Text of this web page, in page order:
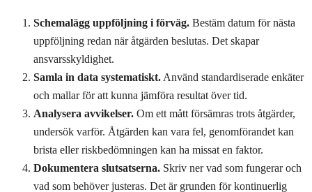
Schemalägg uppföljning i förväg. Bestäm datum för nästa
uppföljning redan när åtgärden beslutas. Det skapar
ansvarsskyldighet.
Samla in data systematiskt. Använd standardiserade enkäter
och mallar för att kunna jämföra resultat över tid.
Analysera avvikelser. Om ett mått försämras trots åtgärder,
undersök varför. Åtgärden kan vara fel, genomförandet kan
brista eller riskbedömningen kan ha missat en faktor.
Dokumentera slutsatserna. Skriv ner vad som fungerar och
vad som behöver justeras. Det är grunden för kontinuerlig